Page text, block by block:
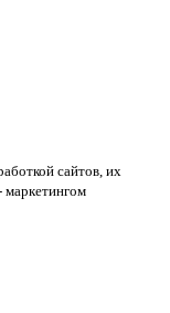
сайтов, их
маркетингом